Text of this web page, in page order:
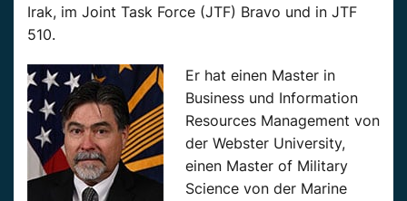
Irak, im Joint Task Force (JTF) Bravo und in JTF
510.
Er hat einen Master in
Business und Information
Resources Management von
der Webster University,
einen Master of Military
Science von der Marine